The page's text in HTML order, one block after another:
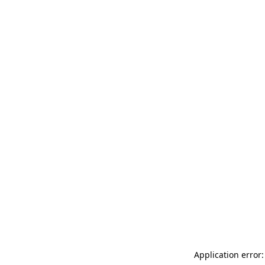
Application